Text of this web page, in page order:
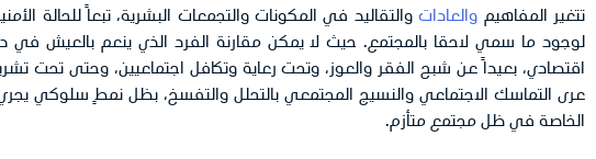
تتغير المفاهيم والعاداتوالتقاليد في المكونات والتجمعات البشرية، تبعاً للحالة
لوجود ما سمي لاحقا بالمجتمع. حيث لا يمكن مقارنة الفرد الذي ينعم بالعيش
اقتصادي، بعيداً عن شبح الفقر والعوز، وتحت رعاية وتكافل اجتماعيين، وحتى تحت
عرى التماسك الاجتماعي والنسيج المجتمعي بالتحلل والتفسخ، بظل نمطٍ سلوكي
الخاصة في ظل مجتمع متأزم.